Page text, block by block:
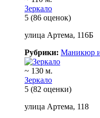
Зеркало
5 (86 оценок)
улица Артема, 116Б
Рубрики: Маникюр и
~ 130 м.
Зеркало
5 (82 оценки)
улица Артема, 118